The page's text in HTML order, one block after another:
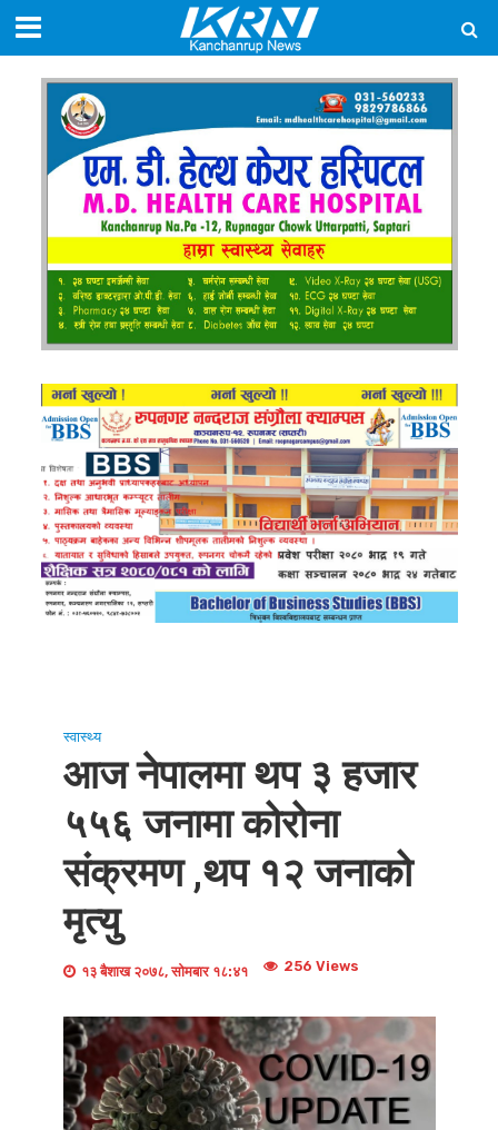
स्वास्थ्य
आज नेपालमा थप ३ हजार
५५६ जनामा कोरोना
संक्रमण ,थप १२ जनाको
मृत्यु
१३ बैशाख २०७८, सोमबार १८:४१ 256 Views